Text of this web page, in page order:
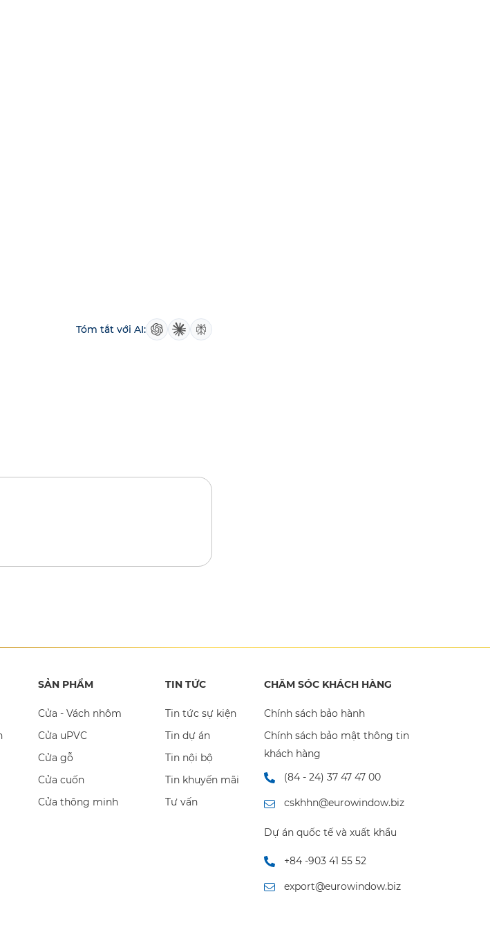
Tóm tắt với AI:
SẢN PHẨM
Cửa - Vách nhôm
Cửa uPVC
Cửa gỗ
Cửa cuốn
Cửa thông minh
TIN TỨC
Tin tức sự kiện
Tin dự án
Tin nội bộ
Tin khuyến mãi
Tư vấn
CHĂM SÓC KHÁCH HÀNG
Chính sách bảo hành
Chính sách bảo mật thông tin
khách hàng
(84 - 24) 37 47 47 00
cskhhn@eurowindow.biz
Dự án quốc tế và xuất khẩu
+84 -903 41 55 52
export@eurowindow.biz